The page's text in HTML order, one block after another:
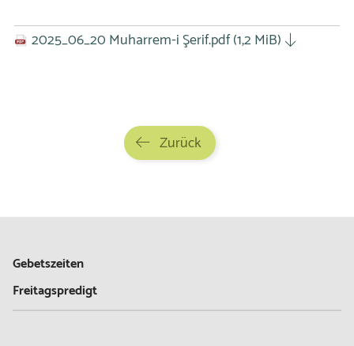
2025_06_20 Muharrem-i Şerif.pdf(1,2 MiB)
Zurück
Gebetszeiten
Freitagspredigt